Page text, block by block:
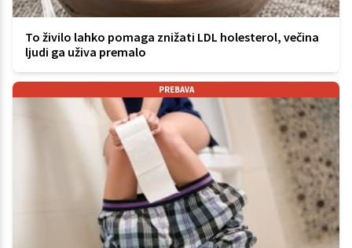
To živilo lahko pomaga znižati LDL holesterol, večina
ljudi ga uživa premalo
PREBAVA